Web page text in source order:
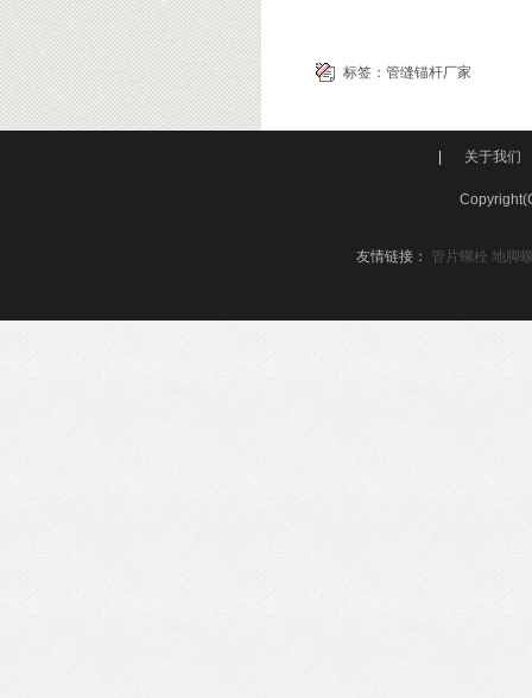
标签： 管缝锚杆厂家
关于我们
友情链接： 管片螺栓 地脚